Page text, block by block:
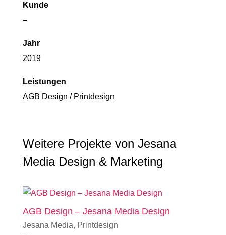
Kunde
–
Jahr
2019
Leistungen
AGB Design / Printdesign
Weitere Projekte von Jesana
Media Design & Marketing
AGB Design – Jesana Media Design
Jesana Media, Printdesign